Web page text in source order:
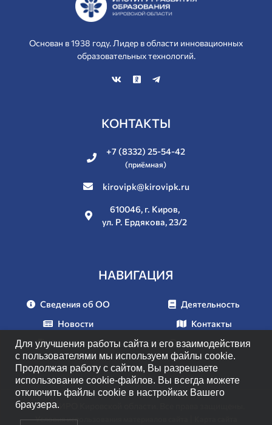
Основан в 1938 году. Лидер в области инновационных
образовательных технологий.
КОНТАКТЫ
+7 (8332) 25-54-42
(приёмная)
kirovipk@kirovipk.ru
610046, г. Киров,
ул. Р. Ердякова, 23/2
НАВИГАЦИЯ
Сведения об ОО
Новости
Документы
Деятельность
Контакты
Мероприятия
© 2026 ИРО Кировской области. Все права защищены.
Условия использования материалов сайта
Для улучшения работы сайта и его взаимодействия
с пользователями мы используем файлы cookie.
Продолжая работу с сайтом, Вы разрешаете
использование cookie-файлов. Вы всегда можете
отключить файлы cookie в настройках Вашего
браузера.